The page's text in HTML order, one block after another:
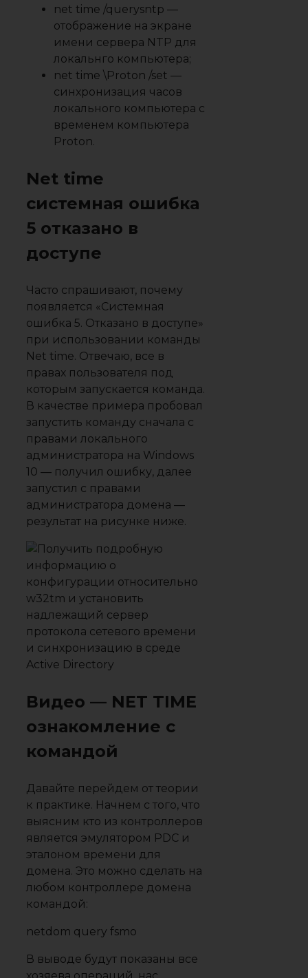
net time /querysntp —
отображение на экране
имени сервера NTP для
локальнго компьютера;
net time \Proton /set —
синхронизация часов
локального компьютера с
временем компьютера
Proton.
Net time
системная ошибка
5 отказано в
доступе
Часто спрашивают, почему
появляется «Системная
ошибка 5. Отказано в доступе»
при использовании команды
Net time. Отвечаю, все в
правах пользователя под
которым запускается команда.
В качестве примера пробовал
запустить команду сначала с
правами локального
администратора на Windows
10 — получил ошибку, далее
запустил с правами
администратора домена —
результат на рисунке ниже.
Видео — NET TIME
ознакомление с
командой
Давайте перейдем от теории
к практике. Начнем с того, что
выясним кто из контроллеров
является эмулятором PDC и
эталоном времени для
домена. Это можно сделать на
любом контроллере домена
командой:
netdom query fsmo
В выводе будут показаны все